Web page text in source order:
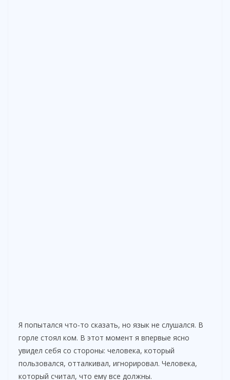
Я попытался что-то сказать, но язык не слушался. В
горле стоял ком. В этот момент я впервые ясно
увидел себя со стороны: человека, который
пользовался, отталкивал, игнорировал. Человека,
который считал, что ему все должны.